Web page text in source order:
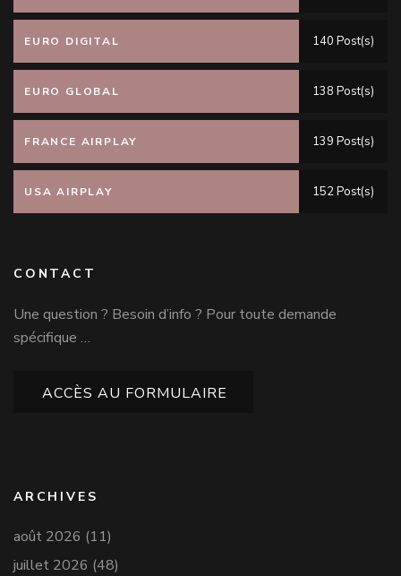
EURO DIGITAL 140 Post(s)
EURO GLOBAL 138 Post(s)
FRANCE AIRPLAY 139 Post(s)
USA AIRPLAY 152 Post(s)
CONTACT
Une question ? Besoin d’info ? Pour toute demande
spécifique …
ACCÈS AU FORMULAIRE
ARCHIVES
août 2026 (11)
juillet 2026 (48)